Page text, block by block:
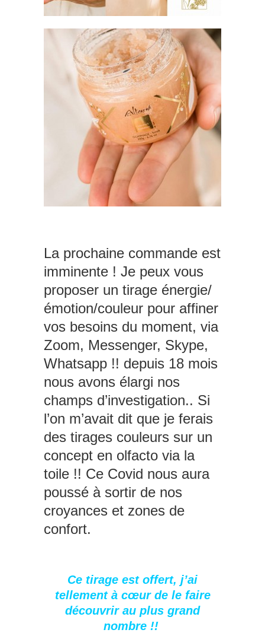
La prochaine commande est
imminente ! Je peux vous
proposer un tirage énergie/
émotion/couleur pour affiner
vos besoins du moment, via
Zoom, Messenger, Skype,
Whatsapp !! depuis 18 mois
nous avons élargi nos
champs d’investigation.. Si
l’on m’avait dit que je ferais
des tirages couleurs sur un
concept en olfacto via la
toile !! Ce Covid nous aura
poussé à sortir de nos
croyances et zones de
confort.
Ce tirage est offert, j’ai
tellement à cœur de le faire
découvrir au plus grand
nombre !!